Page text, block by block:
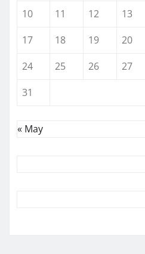
10
11 12 13
17
18 19 20
24
25 26 27
31
« May